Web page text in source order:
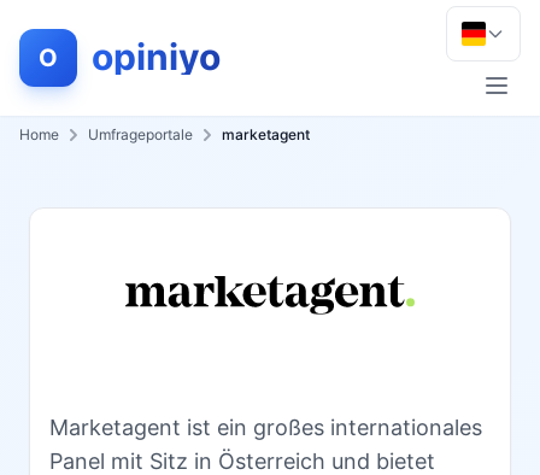
O opiniyo
Home Umfrageportale marketagent
Marketagent ist ein großes internationales
Panel mit Sitz in Österreich und bietet